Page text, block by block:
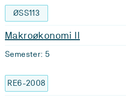
ØSS113
Makroøkonomi II
Semester: 5
RE6-2008